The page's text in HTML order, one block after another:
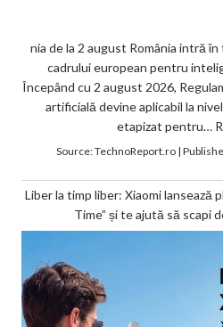
nia de la 2 august România intră în
cadrului european pentru
Începând cu 2 august 2026,
artificială devine aplicabil la
etapizat pentru…
Source:TechnoReport.ro|
Liber la timp liber: Xiaomi lansează
Time” și te ajută să scapi